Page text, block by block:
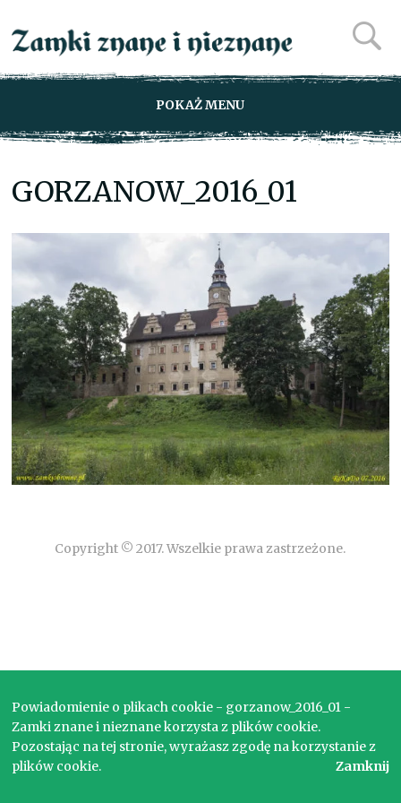
POKAŻ MENU
GORZANOW_2016_01
Copyright © 2017. Wszelkie prawa zastrzeżone.
Powiadomienie o plikach cookie - gorzanow_2016_01 -
Zamki znane i nieznane korzysta z plików cookie.
Pozostając na tej stronie, wyrażasz zgodę na korzystanie z
plików cookie.
Zamknij